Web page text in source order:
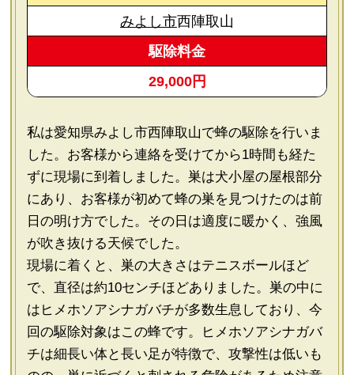
みよし市西陣取山
駆除料金
29,000円
私は愛知県みよし市西陣取山で蜂の駆除を行いま
した。お客様から連絡を受けてから1時間も経た
ずに現場に到着しました。巣は犬小屋の屋根部分
にあり、お客様が初めて蜂の巣を見つけたのは前
日の明け方でした。その日は適度に暖かく、強風
が吹き抜ける天候でした。
現場に着くと、巣の大きさはテニスボールほど
で、直径は約10センチほどありました。巣の中に
はヒメホソアシナガバチが多数生息しており、今
回の駆除対象はこの蜂です。ヒメホソアシナガバ
チは細長い体と長い足が特徴で、攻撃性は低いも